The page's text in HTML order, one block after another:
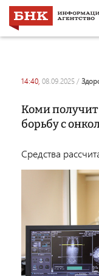
14:40, 08.09.2025 /
Коми
борьбу с
Средства